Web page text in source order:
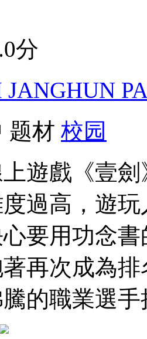
分
题材 校园
遊戲《壹
過高，遊
要用功念
再次成為
的職業選